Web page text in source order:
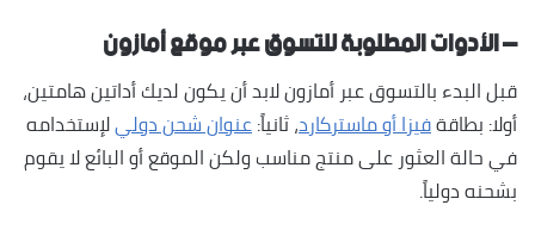
– الأدوات المطلوبة للتسوق عبر موقع أمازون
قبل البدء بالتسوق عبر أمازون لابد أن يكون لديك أداتين هامتين،
أولا: بطاقةفيزا أو ماستركارد، ثانياً:عنوان شحن دوليلإستخدامه
في حالة العثور على منتج مناسب ولكن الموقع أو البائع لا يقوم
بشحنه دولياً.